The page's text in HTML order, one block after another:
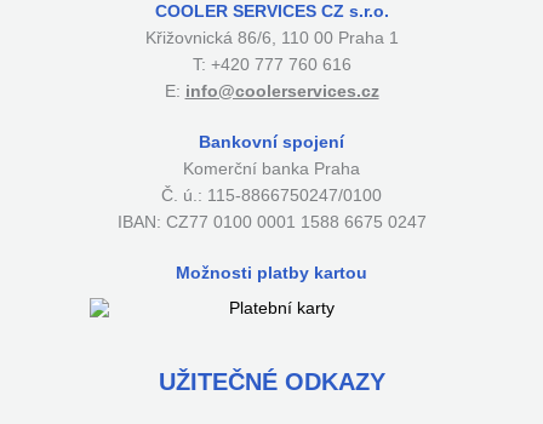
COOLER SERVICES CZ s.r.o.
Křižovnická 86/6, 110 00 Praha 1
T: +420 777 760 616
E: info@coolerservices.cz
Bankovní spojení
Komerční banka Praha
Č. ú.: 115-8866750247/0100
IBAN: CZ77 0100 0001 1588 6675 0247
Možnosti platby kartou
UŽITEČNÉ ODKAZY